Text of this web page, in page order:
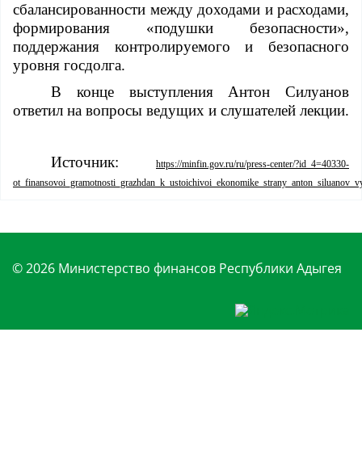
сбалансированности между доходами и расходами,
формирования «подушки безопасности»,
поддержания контролируемого и безопасного
уровня госдолга.
В конце выступления Антон Силуанов
ответил на вопросы ведущих и слушателей лекции.
Источник:
https://minfin.gov.ru/ru/press-center/?id_4=40330-
© 2026 Министерство финансов Республики Адыгея